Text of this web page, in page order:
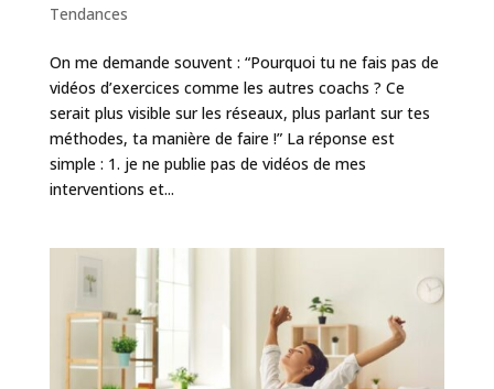
Tendances
On me demande souvent : “Pourquoi tu ne fais pas de
vidéos d’exercices comme les autres coachs ? Ce
serait plus visible sur les réseaux, plus parlant sur tes
méthodes, ta manière de faire !” La réponse est
simple : 1. je ne publie pas de vidéos de mes
interventions et...